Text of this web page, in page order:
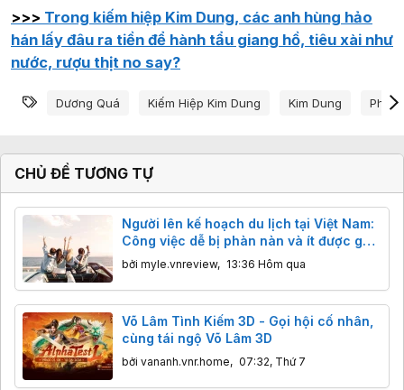
>>> Trong kiếm hiệp Kim Dung, các anh hùng hảo
hán lấy đâu ra tiền để hành tẩu giang hồ, tiêu xài như
nước, rượu thịt no say?
Từ khóa
Dương Quá Kiếm Hiệp Kim Dung Kim Dung Phim
CHỦ ĐỀ TƯƠNG TỰ
Người lên kế hoạch du lịch tại Việt Nam:
Công việc dễ bị phàn nàn và ít được ghi
nhận công sức nhất
bởi myle.vnreview, 13:36 Hôm qua
Võ Lâm Tình Kiếm 3D - Gọi hội cố nhân,
cùng tái ngộ Võ Lâm 3D
bởi vananh.vnr.home, 07:32, Thứ 7